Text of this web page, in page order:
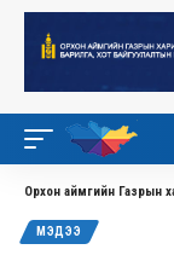
Орхон аймгийн Газрын
МЭДЭЭ